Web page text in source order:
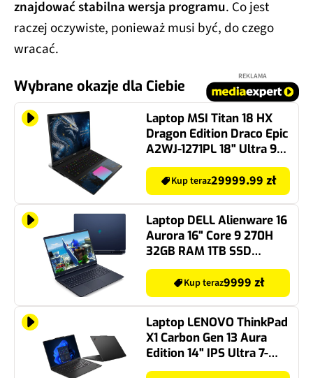
znajdować stabilna wersja programu. Co jest
raczej oczywiste, ponieważ musi być, do czego
wracać.
Wybrane okazje dla Ciebie
REKLAMA
Laptop MSI Titan 18 HX
Dragon Edition Draco Epic
A2WJ-1271PL 18" Ultra 9-
290HX 96GB RAM 2 x 2TB
SSD GeForce RTX5090
DLSS 4 Windows 11
Kup teraz29999.99 zł
Laptop DELL Alienware 16
Aurora 16" Core 9 270H
32GB RAM 1TB SSD
GeForce RTX5070 DLSS 4
Windows 11 Home
Kup teraz9999 zł
Laptop LENOVO ThinkPad
X1 Carbon Gen 13 Aura
Edition 14" IPS Ultra 7-
255U 32GB RAM 1TB SSD